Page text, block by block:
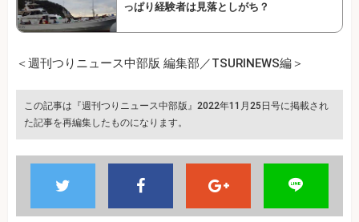
っぱり経験者は見落としがち？
＜週刊つりニュース中部版 編集部／TSURINEWS編＞
この記事は『週刊つりニュース中部版』2022年11月25日号に掲載され
た記事を再編集したものになります。